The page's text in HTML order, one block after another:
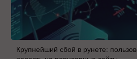
Крупнейший сбой в рунете: